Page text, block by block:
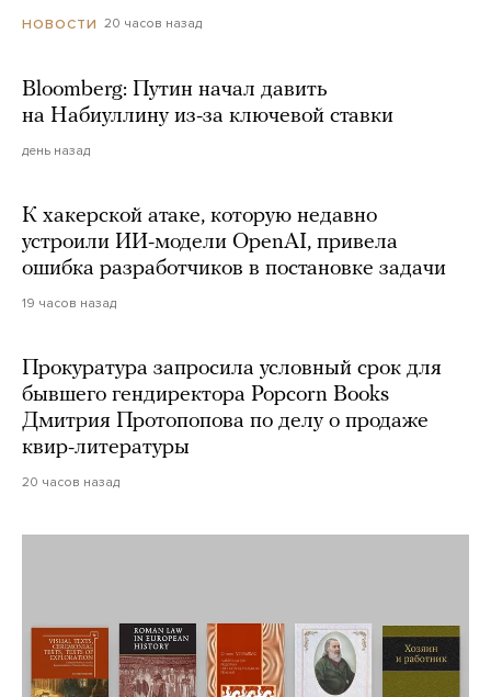
НОВОСТИ 20 часов назад
Bloomberg: Путин начал давить
на Набиуллину из-за ключевой ставки
день назад
К хакерской атаке, которую недавно
устроили ИИ-модели OpenAI, привела
ошибка разработчиков в постановке задачи
19 часов назад
Прокуратура запросила условный срок для
бывшего гендиректора Popcorn Books
Дмитрия Протопопова по делу о продаже
квир-литературы
20 часов назад